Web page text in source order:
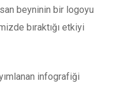
beyninin bir logoyu
bıraktığı etkiyi
infografiği